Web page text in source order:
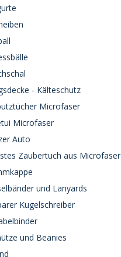
- Kälteschutz
Microfaser
Microfaser
Auto
Zaubertuch aus Microfaser
und Lanyards
Kugelschreiber
und Beanies